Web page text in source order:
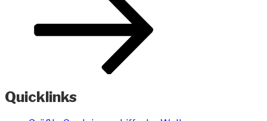
Quicklinks